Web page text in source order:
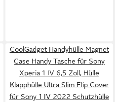
CoolGadget Handyhülle Magnet
Case Handy Tasche für Sony
Xperia 1 IV 6,5 Zoll, Hülle
Klapphülle Ultra Slim Flip Cover
für Sony 1 IV 2022 Schutzhülle